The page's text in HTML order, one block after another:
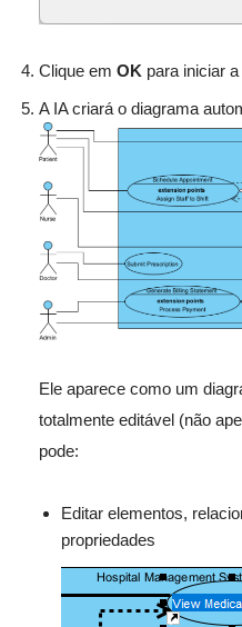
Clique em OK para iniciar
A IA criará o diagrama
Ele aparece como um
totalmente editável (não
pode:
Editar elementos,
propriedades